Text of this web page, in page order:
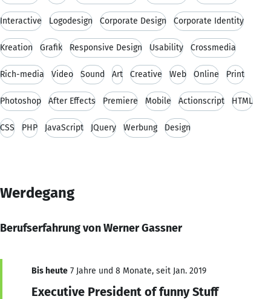
Interactive Logodesign Corporate Design Corporate Identity
Kreation Grafik Responsive Design Usability Crossmedia
Rich-media Video Sound Art Creative Web Online Print
Photoshop After Effects Premiere Mobile Actionscript HTML
CSS PHP JavaScript JQuery Werbung Design
Werdegang
Berufserfahrung von Werner Gassner
Bis heute 7 Jahre und 8 Monate, seit Jan. 2019
Executive President of funny Stuff